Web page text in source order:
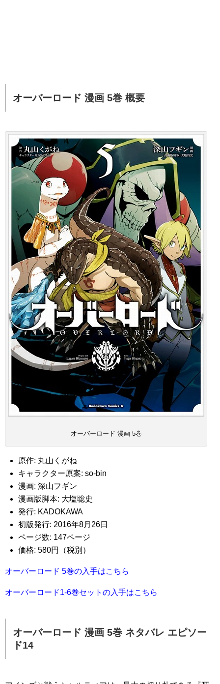
オーバーロード 漫画 5巻 概要
オーバーロード 漫画 5巻
原作: 丸山くがね
キャラクター原案: so-bin
漫画: 深山フギン
漫画版脚本: 大塩聡史
発行: KADOKAWA
初版発行: 2016年8月26日
ページ数: 147ページ
価格: 580円（税別）
オーバーロード 5巻の入手はこちら
オーバーロード1-6巻セットの入手はこちら
オーバーロード 漫画 5巻 ネタバレ エピソー
ド14